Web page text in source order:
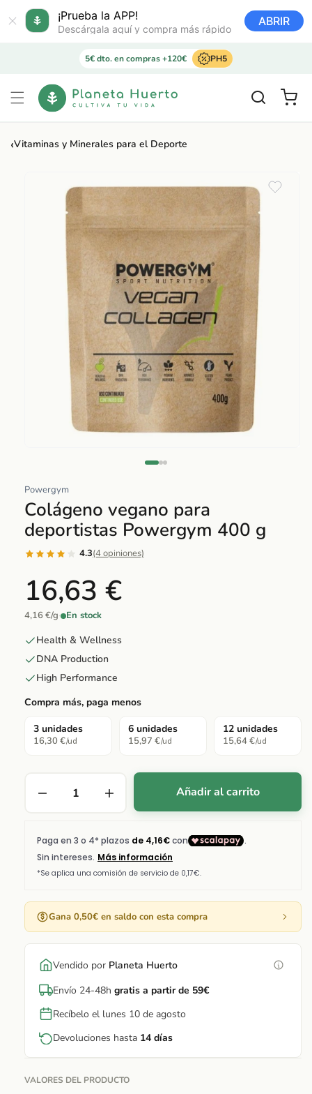
¡Prueba la APP!
Descárgala aquí y compra más rápido
ABRIR
directamente
al contenido
5€ dto. en compras +120€ PH5
Carrito
‹Vitaminas y Minerales para el Deporte
información
del producto
multimedia
1
en
una
ventana
modal
Powergym
Colágeno vegano para
deportistas Powergym 400 g
4.3(4 opiniones)
16,63 €
4,16 €/g· En stock
Health & Wellness
DNA Production
High Performance
Compra más, paga menos
3 unidades
16,30 €/ud
6 unidades
15,97 €/ud
12 unidades
15,64 €/ud
Añadir al carrito
Gana 0,50€ en saldo con esta compra
Vendido por Planeta Huerto
Envío 24-48h gratis a partir de 59€
Recíbelo el lunes 10 de agosto
Devoluciones hasta 14 días
VALORES DEL PRODUCTO